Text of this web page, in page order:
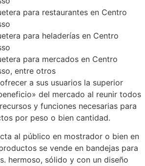
para restaurantes en Centro
para heladerías en Centro
para mercados en Centro
entre otros
a sus usuarios la superior
del mercado al reunir todos
y funciones necesarias para
por peso o bien cantidad.
al público en mostrador o bien en
se vende en bandejas para
hermoso, sólido y con un diseño